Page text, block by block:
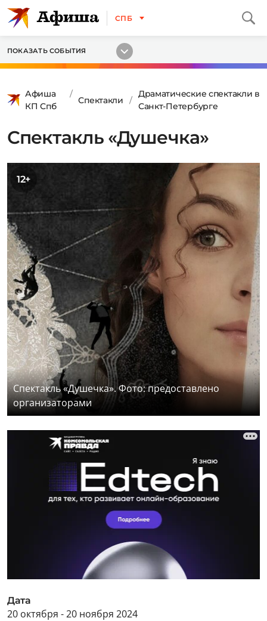
СПБ
ПОКАЗАТЬ СОБЫТИЯ
Афиша
КП Спб
Спектакли
Драматические спектакли в
Санкт-Петербурге
Спектакль «Душечка»
12+
Спектакль «Душечка». Фото: предоставлено
организаторами
Дата
20 октября - 20 ноября 2024